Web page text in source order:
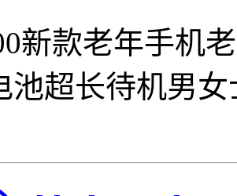
新款老年手机
池超长待机男